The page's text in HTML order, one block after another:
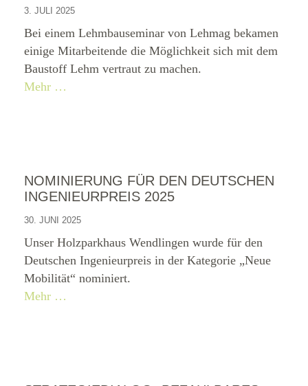
3. JULI 2025
Bei einem Lehmbauseminar von Lehmag bekamen
einige Mitarbeitende die Möglichkeit sich mit dem
Baustoff Lehm vertraut zu machen.
Mehr …
NOMINIERUNG FÜR DEN DEUTSCHEN
INGENIEURPREIS 2025
30. JUNI 2025
Unser Holzparkhaus Wendlingen wurde für den
Deutschen Ingenieurpreis in der Kategorie „Neue
Mobilität“ nominiert.
Mehr …